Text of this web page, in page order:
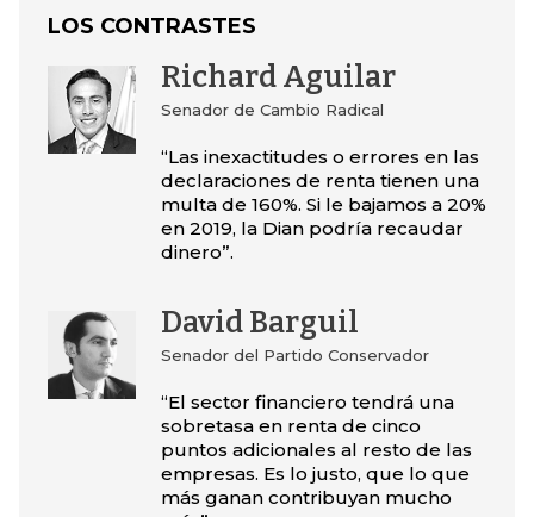
LOS CONTRASTES
Richard Aguilar
Senador de Cambio Radical
“Las inexactitudes o errores en las
declaraciones de renta tienen una
multa de 160%. Si le bajamos a 20%
en 2019, la Dian podría recaudar
dinero”.
David Barguil
Senador del Partido Conservador
“El sector financiero tendrá una
sobretasa en renta de cinco
puntos adicionales al resto de las
empresas. Es lo justo, que lo que
más ganan contribuyan mucho